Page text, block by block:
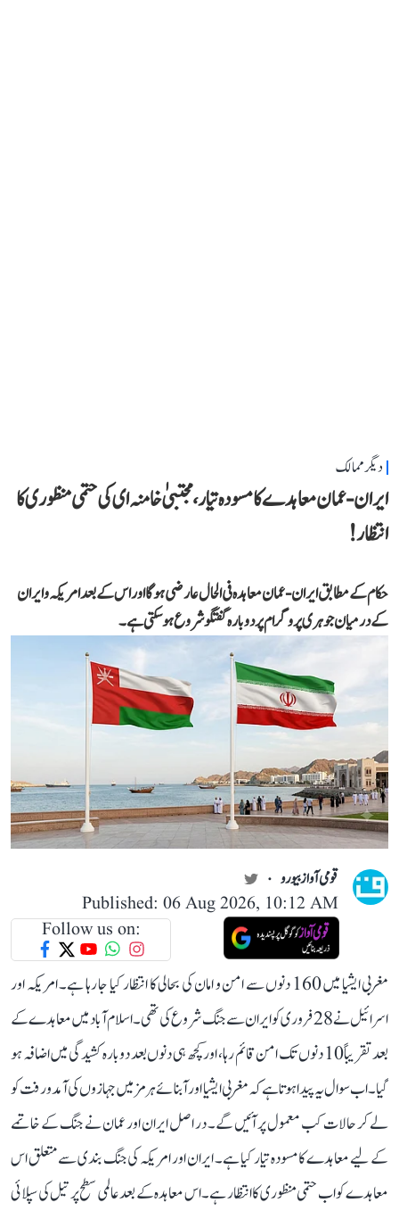
دیگر ممالک
ایران-عمان معاہدے کا مسودہ تیار، مجتبیٰ خامنہ ای کی حتمی منظوری کا
انتظار!
حکام کے مطابق ایران-عمان معاہدہ فی الحال عارضی ہوگا اور اس کے بعد امریکہ و ایران
کے درمیان جوہری پروگرام پر دوبارہ گفتگو شروع ہو سکتی ہے۔
قومی آواز بیورو
Published: 06 Aug 2026, 10:12 AM
Follow us on:
مغربی ایشیا میں 160 دنوں سے امن و امان کی بحالی کا انتظار کیا جا رہا ہے۔ امریکہ اور
اسرائیل نے 28 فروری کو ایران سے جنگ شروع کی تھی۔ اسلام آباد میں معاہدے کے
بعد تقریباً 10 دنوں تک امن قائم رہا، اور کچھ ہی دنوں بعد دوبارہ کشیدگی میں اضافہ ہو
گیا۔ اب سوال یہ پیدا ہوتا ہے کہ مغربی ایشیا اور آبنائے ہرمز میں جہازوں کی آمد و رفت کو
لے کر حالات کب معمول پر آئیں گے۔ در اصل ایران اور عمان نے جنگ کے خاتمے
کے لیے معاہدے کا مسودہ تیار کیا ہے۔ ایران اور امریکہ کی جنگ بندی سے متعلق اس
معاہدے کو اب حتمی منظوری کا انتظار ہے۔ اس معاہدہ کے بعد عالمی سطح پر تیل کی سپلائی